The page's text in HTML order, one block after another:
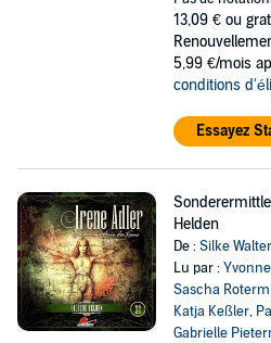
13,09 € ou
5,99 €/mois
conditions
Essayez
Helden
De :Silke Walter
Lu par :
Sascha
Katja Keßler,
Gabrielle